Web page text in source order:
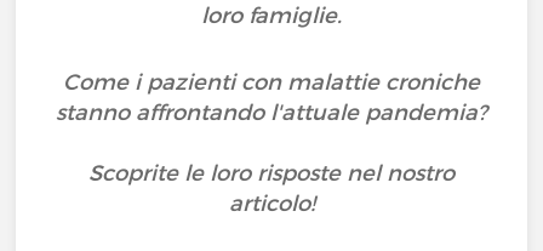
loro famiglie.
Come i pazienti con malattie croniche
stanno affrontando l'attuale pandemia?
Scoprite le loro risposte nel nostro
articolo!